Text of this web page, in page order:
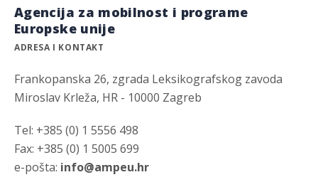
Agencija za mobilnost i programe
Europske unije
ADRESA I KONTAKT
Frankopanska 26, zgrada Leksikografskog zavoda
Miroslav Krleža, HR - 10000 Zagreb
Tel: +385 (0) 1 5556 498
Fax: +385 (0) 1 5005 699
e-pošta: info@ampeu.hr